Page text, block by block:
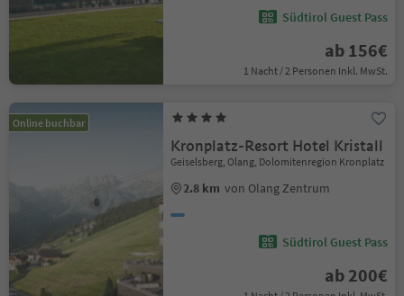
Südtirol Guest Pass
ab 156€
1 Nacht / 2 Personen Inkl. MwSt.
Online buchbar
Kronplatz-Resort Hotel Kristall
Geiselsberg, Olang, Dolomitenregion Kronplatz
2.8 km von Olang Zentrum
Südtirol Guest Pass
ab 200€